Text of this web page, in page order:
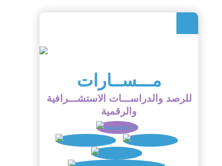
مـــســارات
للرصد والدراســـات الاستشـــرافية
والرقمية